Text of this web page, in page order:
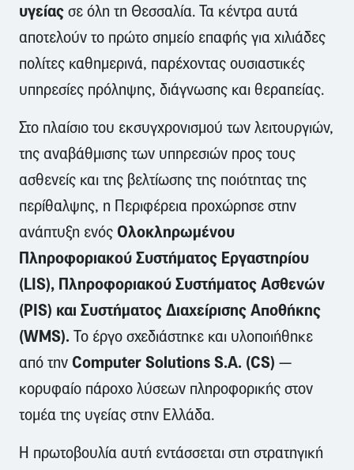
υγείας σε όλη τη Θεσσαλία. Τα κέντρα αυτά
αποτελούν το πρώτο σημείο επαφής για χιλιάδες
πολίτες καθημερινά, παρέχοντας ουσιαστικές
υπηρεσίες πρόληψης, διάγνωσης και θεραπείας.
Στο πλαίσιο του εκσυγχρονισμού των λειτουργιών,
της αναβάθμισης των υπηρεσιών προς τους
ασθενείς και της βελτίωσης της ποιότητας της
περίθαλψης, η Περιφέρεια προχώρησε στην
ανάπτυξη ενός Oλοκληρωμένου
Πληροφοριακού Συστήματος Εργαστηρίου
(LIS), Πληροφοριακού Συστήματος Ασθενών
(PIS) και Συστήματος Διαχείρισης Αποθήκης
(WMS). Το έργο σχεδιάστηκε και υλοποιήθηκε
από την Computer Solutions S.A. (CS) —
κορυφαίο πάροχο λύσεων πληροφορικής στον
τομέα της υγείας στην Ελλάδα.
Η πρωτοβουλία αυτή εντάσσεται στη στρατηγική